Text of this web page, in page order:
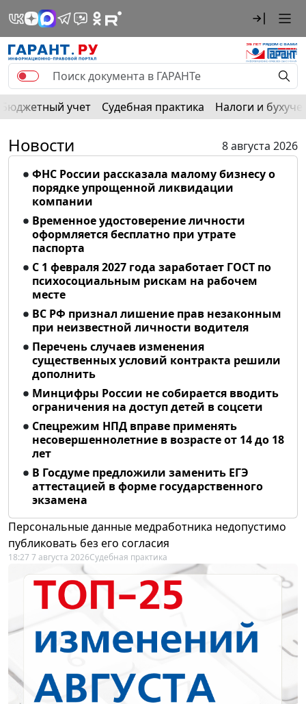
Бюджетный учет Судебная практика Налоги и
Новости
8 августа 2026
ФНС России рассказала малому бизнесу о
порядке упрощенной ликвидации
компании
Временное удостоверение личности
оформляется бесплатно при утрате
паспорта
С 1 февраля 2027 года заработает ГОСТ по
психосоциальным рискам на рабочем
месте
ВС РФ признал лишение прав незаконным
при неизвестной личности водителя
Перечень случаев изменения
существенных условий контракта решили
дополнить
Минцифры России не собирается вводить
ограничения на доступ детей в соцсети
Спецрежим НПД вправе применять
несовершеннолетние в возрасте от 14 до 18
лет
В Госдуме предложили заменить ЕГЭ
аттестацией в форме государственного
экзамена
Персональные данные медработника недопустимо
публиковать без его согласия
18:27 7 августа 2026Судебная практика